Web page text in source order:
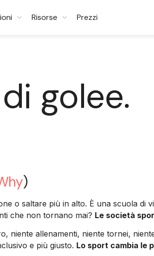
Risorse Prezzi
di golee.
)
o saltare più in alto. È una scuola di
che non tornano mai? Le società
niente allenamenti, niente tornei,
e più giusto. Lo sport cambia le